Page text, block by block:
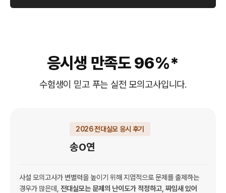
응시생 만족도 96%*
수험생이 믿고 푸는 실전 모의고사입니다.
2026 전대실모 응시 후기
송O연
사설 모의고사가 변별력을 높이기 위해 지엽적으로 문제를 출제하는
경우가 많은데,전대실모는 문제의 난이도가 적정하고, 짜임새 있어